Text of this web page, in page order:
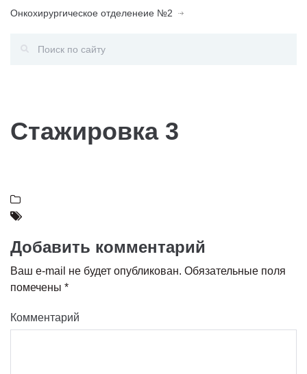
Онкохирургическое отделенеие №2
Стажировка 3
Добавить комментарий
Ваш e-mail не будет опубликован. Обязательные поля
помечены *
Комментарий